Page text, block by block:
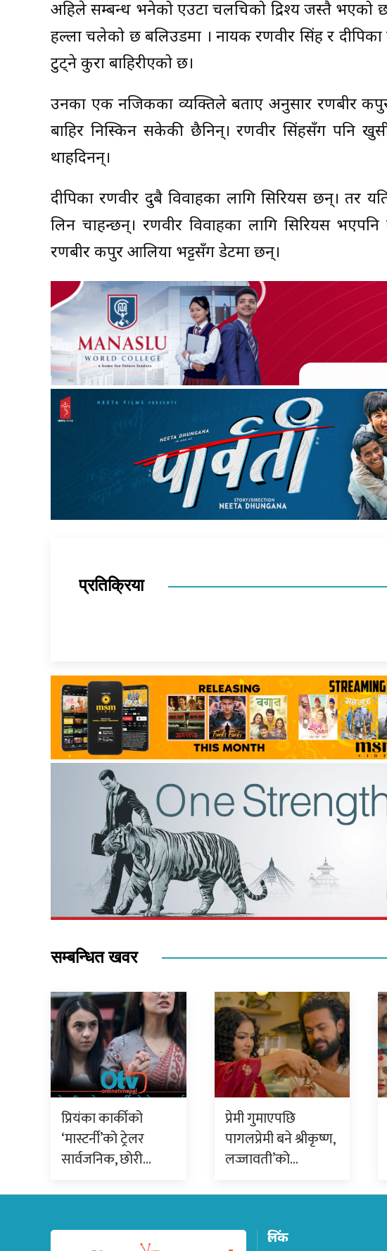
अहिले सम्बन्ध भनेको एउटा चलचित्रको द्रिश्य जस्तै
हल्ला चलेको छ बलिउडमा । नायक रणवीर सिंह र
टुट्ने कुरा बाहिरीएको छ।
उनका एक नजिकका व्यक्तिले बताए अनुसार रणबीर
बाहिर निस्किन सकेकी छैनिन्। रणवीर सिंहसँग पनि
थाहदिनन्।
दीपिका रणवीर दुबै विवाहका लागि सिरियस छन्। तर
लिन चाहन्छन्। रणवीर विवाहका लागि सिरियस
रणबीर कपुर आलिया भट्टसँग डेटमा छन्।
प्रतिक्रिया
सम्बन्धित खवर
प्रियंका कार्कीको
‘मास्टर्नी’को ट्रेलर
सार्वजनिक, छोरी…
प्रेमी गुमाएपछि
पागलप्रेमी बने श्रीकृष्ण,
लज्जावती’को…
लिंक